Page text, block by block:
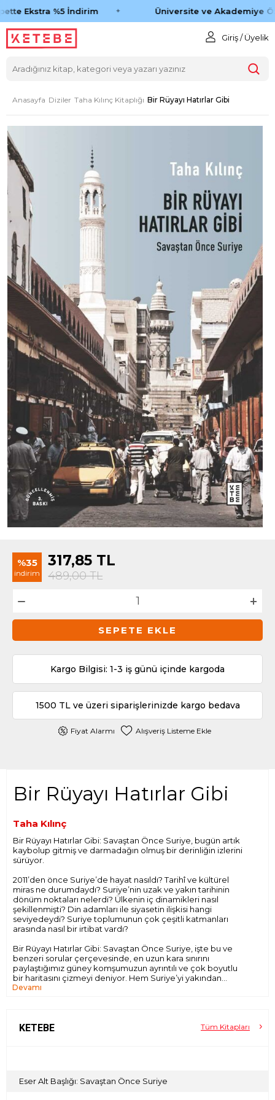
Ekstra %5 İndirim Üniversite ve Akademiye
Giriş / Üyelik
Anasayfa Diziler Taha Kılınç Kitaplığı Bir Rüyayı Hatırlar Gibi
%35
indirim
317,85 TL
489,00TL
SEPETE EKLE
Kargo Bilgisi: 1-3 iş günü içinde kargoda
1500 TL ve üzeri siparişlerinizde kargo bedava
Fiyat Alarmı Alışveriş Listeme Ekle
Bir Rüyayı Hatırlar Gibi
Taha Kılınç
Bir Rüyayı Hatırlar Gibi: Savaştan Önce Suriye, bugün artık
kaybolup gitmiş ve darmadağın olmuş bir derinliğin izlerini
sürüyor.
2011’den önce Suriye’de hayat nasıldı? Tarihî ve kültürel
miras ne durumdaydı? Suriye’nin uzak ve yakın tarihinin
dönüm noktaları nelerdi? Ülkenin iç dinamikleri nasıl
şekillenmişti? Din adamları ile siyasetin ilişkisi hangi
seviyedeydi? Suriye toplumunun çok çeşitli katmanları
arasında nasıl bir irtibat vardı?
Bir Rüyayı Hatırlar Gibi: Savaştan Önce Suriye, işte bu ve
benzeri sorular çerçevesinde, en uzun kara sınırını
paylaştığımız güney komşumuzun ayrıntılı ve çok boyutlu
bir haritasını çizmeyi deniyor. Hem Suriye’yi yakından
tanıma hem de Suriye topraklarında yaşayan insanların
olduklarımızı ancak kitaplardan okuyacak olan gelecek
nesillere, kendi tarihlerini yazarken ışık tutacağını ve yol
Devamı
KETEBE Tüm Kitapları
Eser Alt Başlığı: Savaştan Önce Suriye